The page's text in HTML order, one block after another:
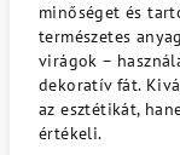
minőséget és
természetes
virágok –
dekoratív fát.
az esztétikát,
értékeli.